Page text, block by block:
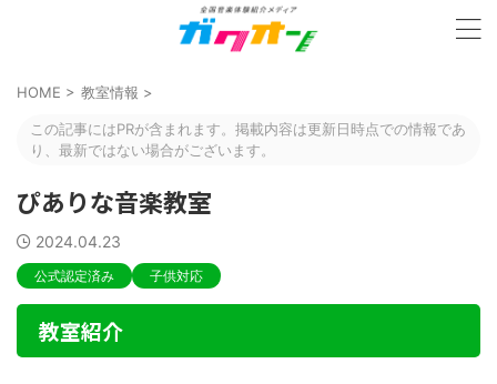
HOME > 教室情報 >
この記事にはPRが含まれます。掲載内容は更新日時点での情報であ
り、最新ではない場合がございます。
ぴありな音楽教室
2024.04.23
公式認定済み 子供対応
教室紹介